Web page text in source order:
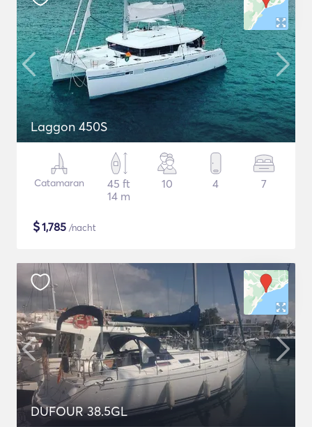
Laggon 450S
Catamaran
45 ft
14 m
10 4 7
$1,785 /nacht
DUFOUR 38.5GL